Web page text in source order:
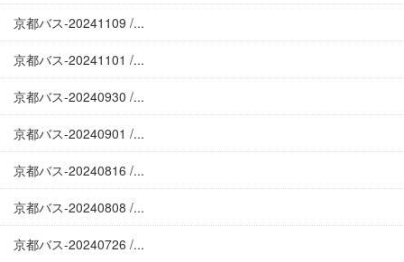
京都バス-20241109 /...
京都バス-20241101 /...
京都バス-20240930 /...
京都バス-20240901 /...
京都バス-20240816 /...
京都バス-20240808 /...
京都バス-20240726 /...